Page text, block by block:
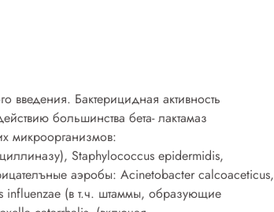
введения. Бактерицидная активность
большинства бета- лактамаз
микроорганизмов:
Staphylococcus epidermidis,
аэробы: Acinetobacter calcoaceticus,
influenzae (в т.ч. штаммы, образующие